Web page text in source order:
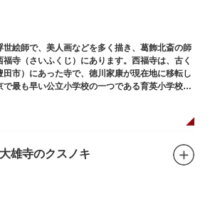
世絵師で、美人画などを多く描き、葛飾北斎の師
寺（さいふくじ）にあります。西福寺は、古く
市）にあった寺で、徳川家康が現在地に移転し
最も早い公立小学校の一つである育英小学校の
ます。
大雄寺のクスノキ